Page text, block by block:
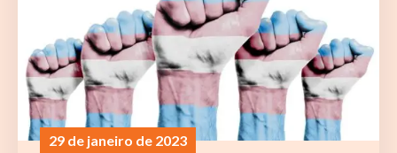
29 de janeiro de 2023